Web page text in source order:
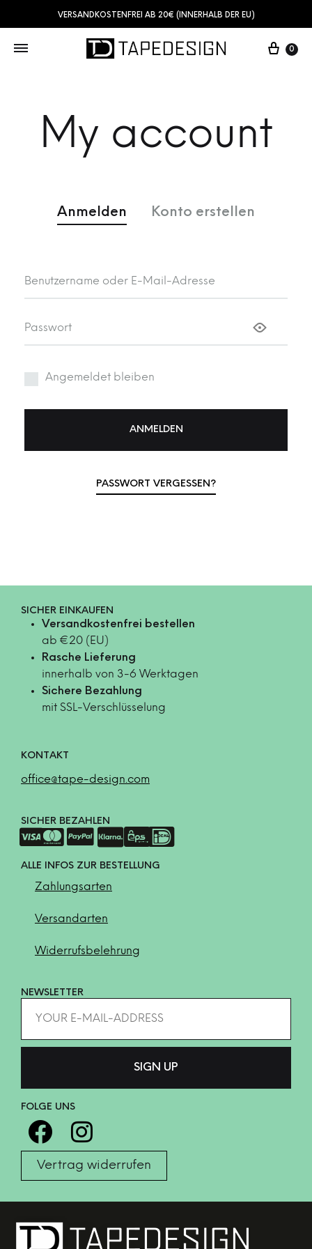
VERSANDKOSTENFREI AB 20€ (INNERHALB DER EU)
0
My account
Anmelden Konto erstellen
Benutzername oder E-Mail-Adresse
Passwort
Angemeldet bleiben
ANMELDEN
PASSWORT VERGESSEN?
SICHER EINKAUFEN
Versandkostenfrei bestellen
ab €20 (EU)
Rasche Lieferung
innerhalb von 3-6 Werktagen
Sichere Bezahlung
mit SSL-Verschlüsselung
KONTAKT
office@tape-design.com
SICHER BEZAHLEN
ALLE INFOS ZUR BESTELLUNG
Zahlungsarten
Versandarten
Widerrufsbelehrung
NEWSLETTER
FOLGE UNS
Vertrag widerrufen